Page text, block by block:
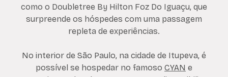
como o Doubletree By Hilton Foz Do Iguaçu, que
surpreende os hóspedes com uma passagem
repleta de experiências.
No interior de São Paulo, na cidade de Itupeva, é
possível se hospedar no famoso CYAN e